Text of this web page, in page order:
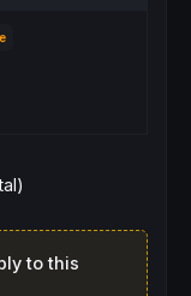
to this